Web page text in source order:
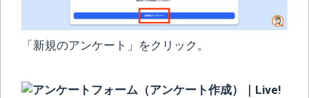
「新規のアンケート」をクリック。